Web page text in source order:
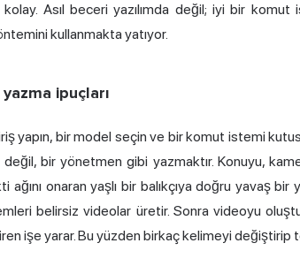
kolay. Asıl beceri yazılımda değil; iyi bir
kullanmakta yatıyor.
ipuçları
yapın, bir model seçin ve bir komut istemi
bir yönetmen gibi yazmaktır. Konuyu,
onaran yaşlı bir balıkçıya doğru yavaş bir
belirsiz videolar üretir. Sonra videoyu
işe yarar. Bu yüzden birkaç kelimeyi değiştirip